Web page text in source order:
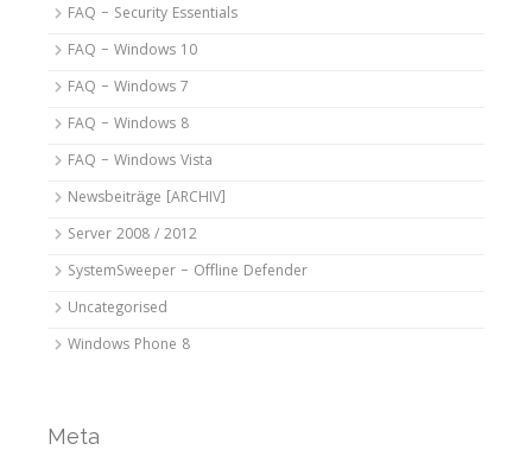
FAQ – Security Essentials
FAQ – Windows 10
FAQ – Windows 7
FAQ – Windows 8
FAQ – Windows Vista
Newsbeiträge [ARCHIV]
Server 2008 / 2012
SystemSweeper – Offline Defender
Uncategorised
Windows Phone 8
Meta